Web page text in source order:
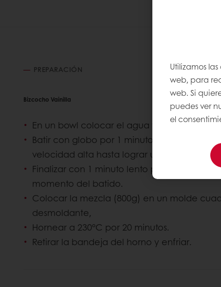
PREPARACIÓN
Bizcocho Vainilla
En un bowl colocar el agua y Bizcocho
Batir con globo por 1 minuto en velocidad
velocidad alta hasta lograr una mezcla
Finalizar con 1 minuto lento para cerrar las
momento del batido.
Colocar la mezcla (800g) en un molde
desmoldante,
Hornear a 230°C por 20 minutos.
Retirar la bandeja del horno y enfriar.
Utilizamos
web, para
web. Si
puedes ver
el